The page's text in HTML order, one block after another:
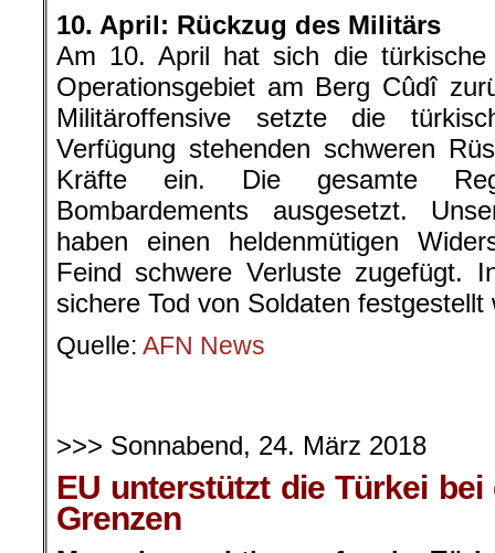
10. April: Rückzug des Militärs
Am 10. April hat sich die türkische
Operationsgebiet am Berg Cûdî
Militäroffensive setzte die
Verfügung stehenden schweren
Kräfte ein. Die gesamte
Bombardements ausgesetzt.
haben einen heldenmütigen
Feind schwere Verluste zugefügt.
sichere Tod von Soldaten festgestellt
Quelle: AFN News
>>> Sonnabend, 24. März 2018
EU unterstützt die Türkei
Grenzen